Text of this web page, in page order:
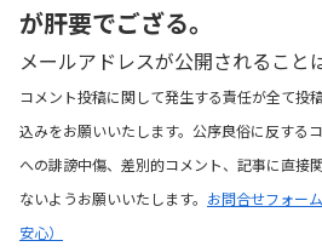
が肝要でござる。
メールアドレスが公開されること
コメント投稿に関して発生する責任が全て投
込みをお願いいたします。公序良俗に反する
への誹謗中傷、差別的コメント、記事に直接
ないようお願いいたします。 お問合せフォーム
安心）